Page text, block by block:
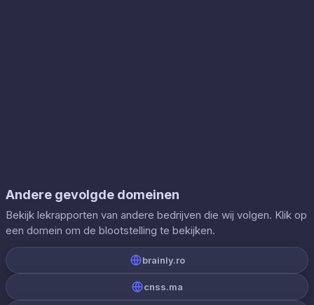
Andere gevolgde domeinen
Bekijk lekrapporten van andere bedrijven die wij volgen. Klik op
een domein om de blootstelling te bekijken.
brainly.ro
cnss.ma